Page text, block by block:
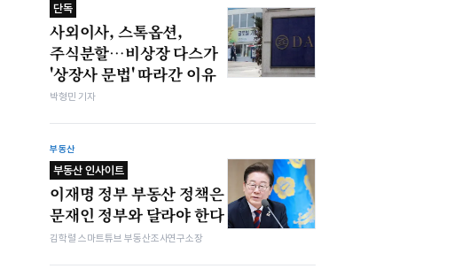
단독
사외이사, 스톡옵션,
주식분할…비상장 다스가
'상장사 문법' 따라간 이유
박형민 기자
부동산
부동산 인사이트
이재명 정부 부동산 정책은
문재인 정부와 달라야 한다
김학렬 스마트튜브 부동산조사연구소장